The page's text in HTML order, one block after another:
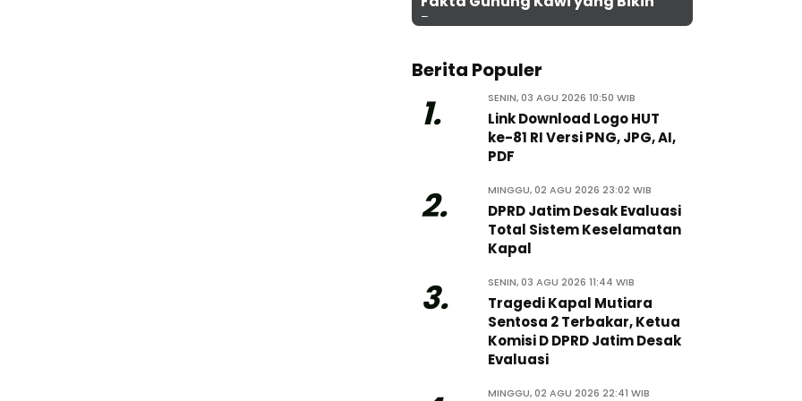
Penasaran
Berita Populer
1. SENIN, 03 AGU 2026 10:50 WIB
Link Download Logo HUT
ke-81 RI Versi PNG, JPG, AI,
PDF
2. MINGGU, 02 AGU 2026 23:02 WIB
DPRD Jatim Desak Evaluasi
Total Sistem Keselamatan
Kapal
3. SENIN, 03 AGU 2026 11:44 WIB
Tragedi Kapal Mutiara
Sentosa 2 Terbakar, Ketua
Komisi D DPRD Jatim Desak
Evaluasi
MINGGU, 02 AGU 2026 22:41 WIB